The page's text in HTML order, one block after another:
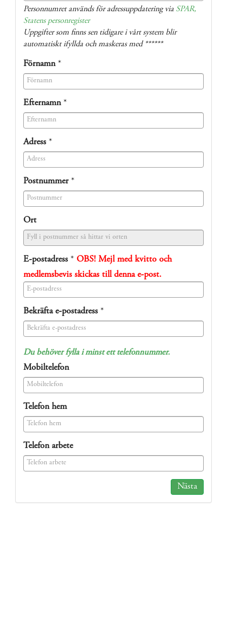
(success)
Personnumret används för adressuppdatering via SPAR,
Statens personregister
Uppgifter som finns sen tidigare i vårt system blir
automatiskt ifyllda och maskeras med ******
Förnamn*
Efternamn*
Adress *
Postnummer*
Ort
E-postadress * OBS! Mejl med kvitto och
medlemsbevis skickas till denna e-post.
Bekräfta e-postadress *
Du behöver fylla i minst ett telefonnummer.
Mobiltelefon
Telefon hem
Telefon arbete
Nästa